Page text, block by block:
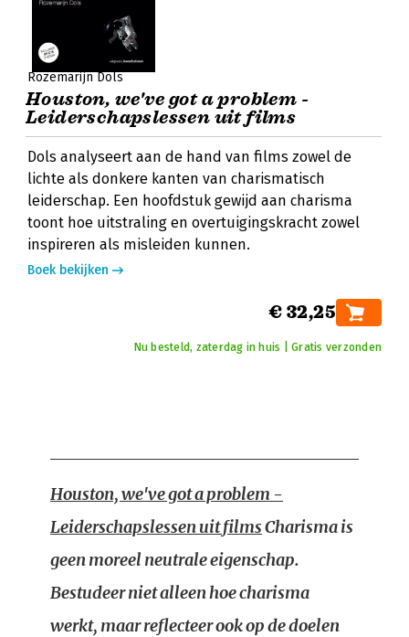
Rozemarijn Dols
Houston, we've got a problem -
Leiderschapslessen uit films
Dols analyseert aan de hand van films zowel de
lichte als donkere kanten van charismatisch
leiderschap. Een hoofdstuk gewijd aan charisma
toont hoe uitstraling en overtuigingskracht zowel
inspireren als misleiden kunnen.
Boek bekijken
€ 32,25
Nu besteld, zaterdag in huis | Gratis verzonden
Houston, we've got a problem -
Leiderschapslessen uit filmsCharisma is
geen moreel neutrale eigenschap.
Bestudeer niet alleen hoe charisma
werkt, maar reflecteer ook op de doelen